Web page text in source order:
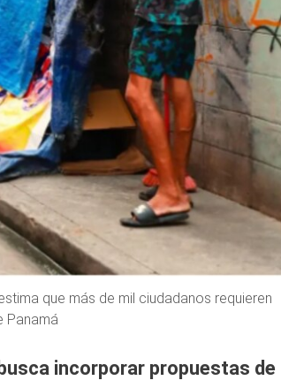
que más de mil ciudadanos requieren
Panamá
busca incorporar propuestas de